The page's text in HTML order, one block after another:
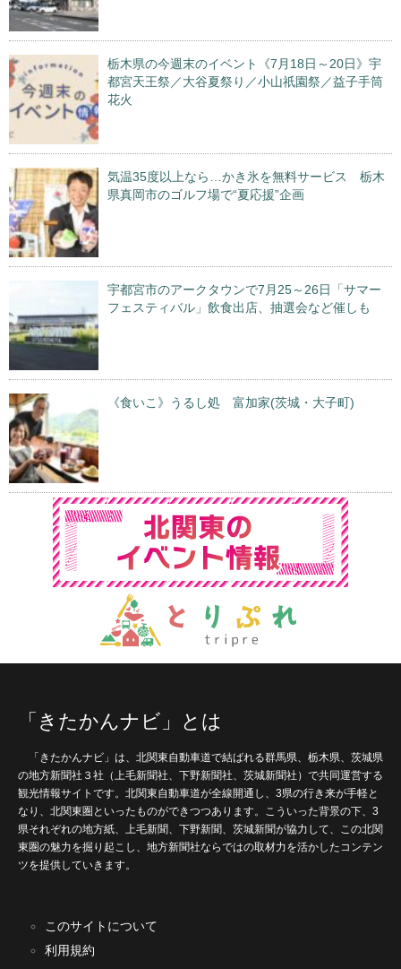
栃木県の今週末のイベント《7月18日～20日》宇
都宮天王祭／大谷夏祭り／小山祇園祭／益子手筒
花火
気温35度以上なら…かき氷を無料サービス 栃木
県真岡市のゴルフ場で“夏応援”企画
宇都宮市のアークタウンで7月25～26日「サマー
フェスティバル」飲食出店、抽選会など催しも
《食いこ》うるし処 富加家(茨城・大子町)
「きたかんナビ」とは
「きたかんナビ」は、北関東自動車道で結ばれる群馬県、栃木県、茨城県
の地方新聞社３社（上毛新聞社、下野新聞社、茨城新聞社）で共同運営する
観光情報サイトです。北関東自動車道が全線開通し、3県の行き来が手軽と
なり、北関東圏といったものができつつあります。こういった背景の下、3
県それぞれの地方紙、上毛新聞、下野新聞、茨城新聞が協力して、この北関
東圏の魅力を掘り起こし、地方新聞社ならではの取材力を活かしたコンテン
ツを提供していきます。
このサイトについて
利用規約